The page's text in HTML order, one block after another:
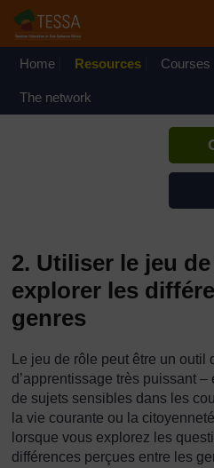
Home Resources Courses
The network
Si
2. Utiliser le jeu
explorer les
genres
Le jeu de rôle peut être un outil
d’apprentissage très puissant
de sujets sensibles dans les
la vie courante ou la
lorsque vous explorez les
différences perçues entre les